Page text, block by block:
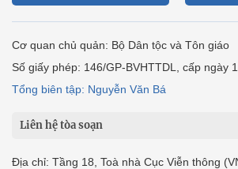
Cơ quan chủ quản: Bộ Dân tộc và Tôn giáo
Số giấy phép: 146/GP-BVHTTDL, cấp ngày
Tổng biên tập: Nguyễn Văn Bá
Liên hệ tòa soạn
Địa chỉ: Tầng 18, Toà nhà Cục Viễn thông